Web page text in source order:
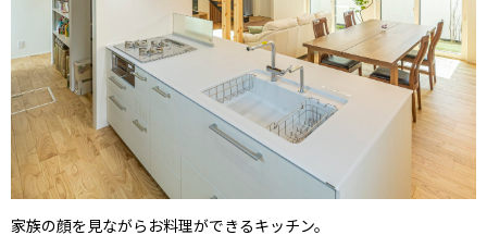
家族の顔を見ながらお料理ができるキッチン。